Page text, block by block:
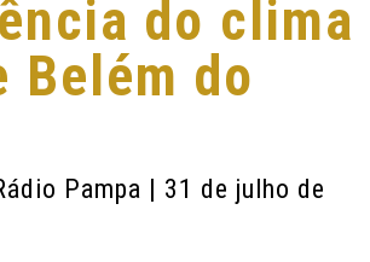
do clima
Belém do
Pampa | 31 de julho de